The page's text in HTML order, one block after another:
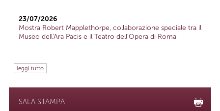
23/07/2026
Mostra Robert Mapplethorpe, collaborazione speciale tra il
Museo dell'Ara Pacis e il Teatro dell'Opera di Roma
leggi tutto
SALA STAMPA